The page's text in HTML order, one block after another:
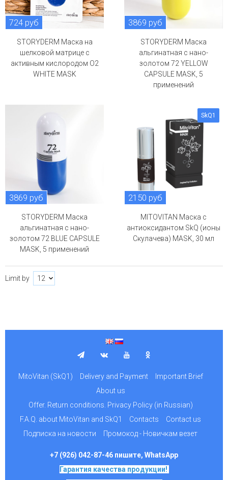
724 руб
STORYDERM Маска на
шелковой матрице с
активным кислородом O2
WHITE MASK
3869 руб
STORYDERM Маска
альгинатная с нано-
золотом 72 YELLOW
CAPSULE MASK, 5
применений
3869 руб
STORYDERM Маска
альгинатная с нано-
золотом 72 BLUE CAPSULE
MASK, 5 применений
SkQ1
2150 руб
MITOVITAN Маска с
антиоксидантом SkQ (ионы
Скулачева) MASK, 30 мл
Limit by
MitoVitan (SkQ1) Delivery and Payment
Important Brief
About us
Offer. Return conditions. Privacy Policy (in Russian)
F.A.Q. about MitoVitan and SkQ1
Contacts
Contact us
Подписка на новости
Промокод - Новичкам везет
+7 (926) 042-87-46 пишите, WhatsApp
Гарантия качества продукции!